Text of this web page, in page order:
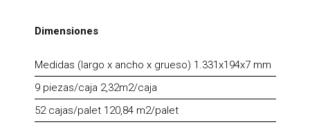
Dimensiones
Medidas (largo x ancho x grueso) 1.331x194x7 mm
9 piezas/caja 2,32m2/caja
52 cajas/palet 120,84 m2/palet